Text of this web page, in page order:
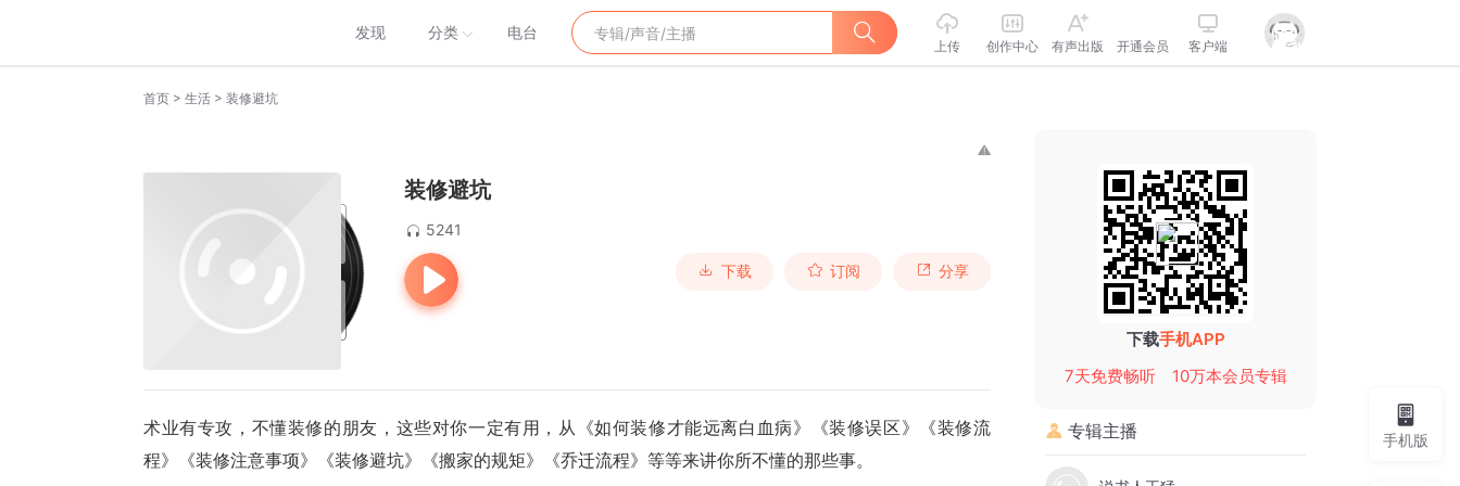
发现 分类 电台
上传 创作中心 有声出版 开通会员 客户端
首页 > 生活 > 装修避坑
装修避坑
5241
下载 订阅 分享
术业有专攻，不懂装修的朋友，这些对你一定有用，从《如何装修才能远离白血病》《装修误区》《装修流
程》《装修注意事项》《装修避坑》《搬家的规矩》《乔迁流程》等等来讲你所不懂的那些事。
下载手机APP
7天免费畅听
10万本会员专辑
专辑主播 手机版